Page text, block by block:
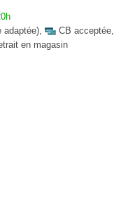
adaptée), CB acceptée,
en magasin